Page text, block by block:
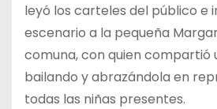
leyó los carteles del público e
escenario a la pequeña
comuna, con quien compartió
bailando y abrazándola en
todas las niñas presentes.